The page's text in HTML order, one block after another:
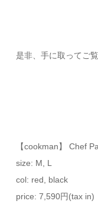
是非、手に取ってご覧
【cookman】 Chef
size: M, L
col: red, black
price: 7,590円(tax in)